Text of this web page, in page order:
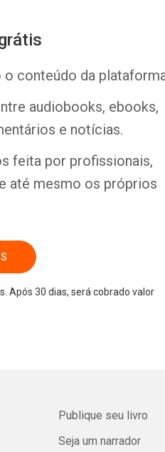
conteúdo da
audiobooks, ebooks,
e notícias.
feita por profissionais,
até mesmo os próprios
Após 30 dias, será cobrado valor
Publique seu livro
Seja um narrador